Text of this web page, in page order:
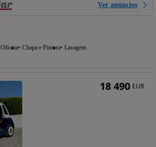
Ver anúncios
Oficina Chapa e Pintura Lavagem
18 490 EUR